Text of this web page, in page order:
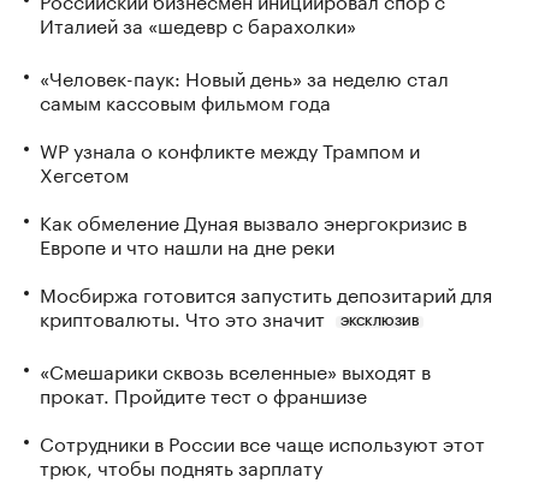
Италией за «шедевр с барахолки»
«Человек-паук: Новый день» за неделю стал
самым кассовым фильмом года
WP узнала о конфликте между Трампом и
Хегсетом
Как обмеление Дуная вызвало энергокризис в
Европе и что нашли на дне реки
Мосбиржа готовится запустить депозитарий для
криптовалюты. Что это значит
ЭКСКЛЮЗИВ
«Смешарики сквозь вселенные» выходят в
прокат. Пройдите тест о франшизе
Сотрудники в России все чаще используют этот
трюк, чтобы поднять зарплату